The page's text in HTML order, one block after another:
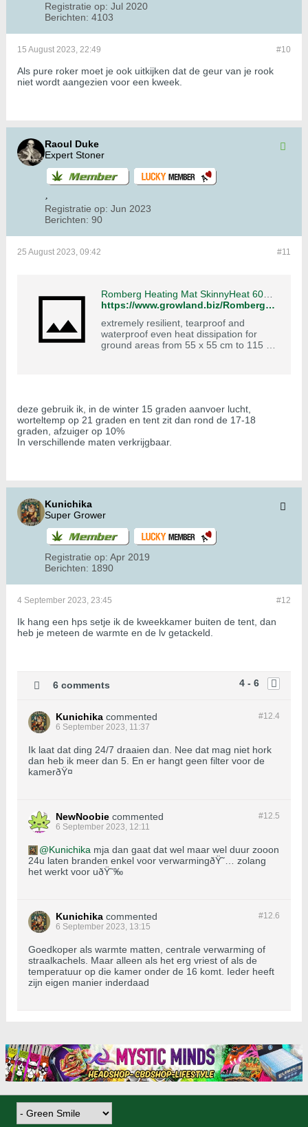
Registratie op: Jul 2020
Berichten: 4103
#10
15 August 2023, 22:49
Als pure roker moet je ook uitkijken dat de geur van je rook
niet wordt aangezien voor een kweek.
Raoul Duke
Expert Stoner
Registratie op: Jun 2023
Berichten: 90
#11
25 August 2023, 09:42
https://www.growland.biz/Romberg-Heating-Mat-SkinnyHeat-60W-95W-135W-195W
extremely resilient, tearproof and
waterproof even heat dissipation for
ground areas from 55 x 55 cm to 115 x
deze gebruik ik, in de winter 15 graden aanvoer lucht,
worteltemp op 21 graden en tent zit dan rond de 17-18
graden, afzuiger op 10%
In verschillende maten verkrijgbaar.
Kunichika
Super Grower
Registratie op: Apr 2019
Berichten: 1890
#12
4 September 2023, 23:45
Ik hang een hps setje ik de kweekkamer buiten de tent, dan
heb je meteen de warmte en de lv getackeld.
4 - 6
6 comments
#12.4
Kunichika commented
6 September 2023, 11:37
Ik laat dat ding 24/7 draaien dan. Nee dat mag niet hork
dan heb ik meer dan 5. En er hangt geen filter voor de
kamerðŸ¤
#12.5
NewNoobie commented
6 September 2023, 12:11
Kunichika mja dan gaat dat wel maar wel duur zooon
24u laten branden enkel voor verwarmingðŸ˜… zolang
het werkt voor uðŸ˜‰
#12.6
Kunichika commented
6 September 2023, 13:15
Goedkoper als warmte matten, centrale verwarming of
straalkachels. Maar alleen als het erg vriest of als de
temperatuur op die kamer onder de 16 komt. Ieder heeft
zijn eigen manier inderdaad